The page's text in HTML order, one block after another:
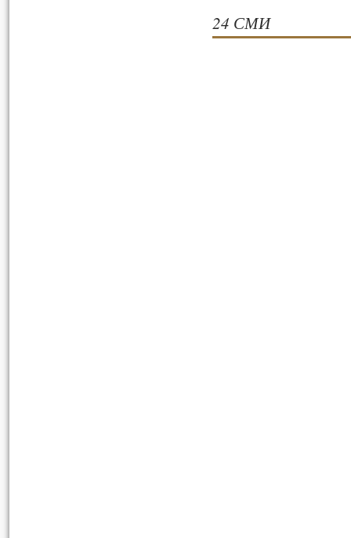
24 СМИ